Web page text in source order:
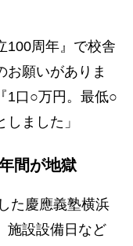
周年』で校舎
お願いがありま
1口○万円。最低○
ました」
間が地獄
た慶應義塾横浜
施設設備日など